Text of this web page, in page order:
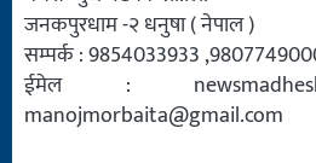
जनकपुरधाम -२ धनुषा ( नेपाल )
सम्पर्क : 9854033933
ईमेल :
manojmorbaita@gmail.com